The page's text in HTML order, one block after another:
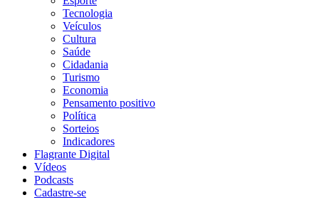
Tecnologia
Veículos
Cultura
Saúde
Cidadania
Turismo
Economia
Pensamento positivo
Política
Sorteios
Indicadores
Flagrante Digital
Vídeos
Podcasts
Cadastre-se